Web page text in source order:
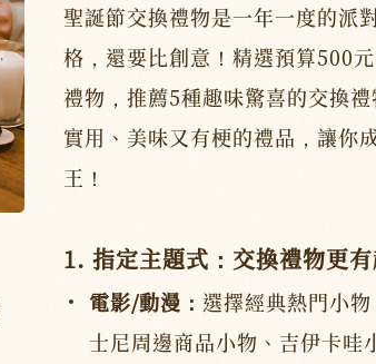
聖誕節交換禮物是一年一度的派
格，還要比創意！精選預算500
禮物，推薦5種趣味驚喜的交換
實用、美味又有梗的禮品，讓你
王！
1. 指定主題式：交換禮物更有
電影/動漫： 選擇經典熱門小
士尼周邊商品小物、吉伊卡